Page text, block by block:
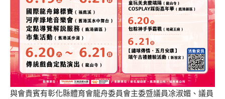
與會貴賓有彰化縣體育會龍舟委員會主委暨議員凃淑媚、議員